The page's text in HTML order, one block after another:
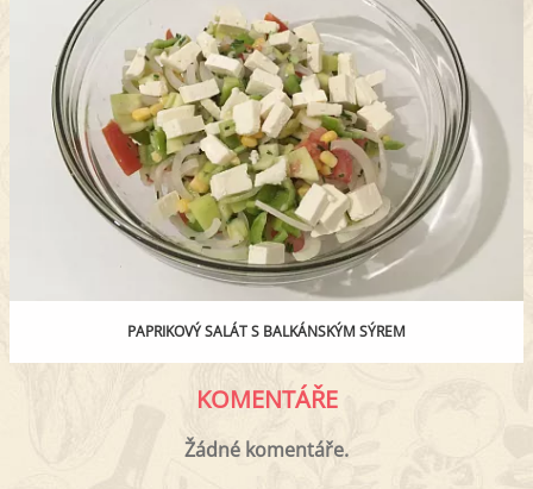
PAPRIKOVÝ SALÁT S BALKÁNSKÝM SÝREM
KOMENTÁŘE
Žádné komentáře.